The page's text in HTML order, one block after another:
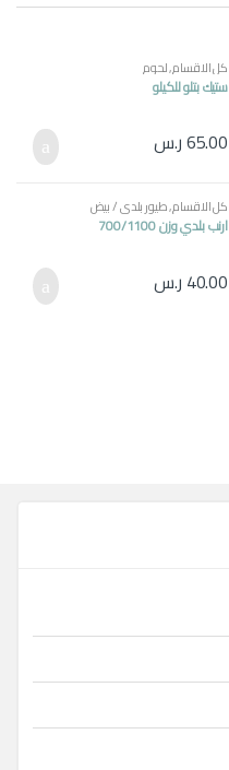
كل الاقسام,لحوم
ستيك بتلو للكيلو
65.00ر.س
كل الاقسام,طيور بلدي / بيض
ارنب بلدي وزن 700/1100
40.00 ر.س